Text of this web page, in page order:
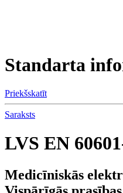
Standarta
Priekšskatīt
Saraksts
LVS EN
Medicīniskās